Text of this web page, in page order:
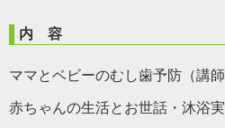
内 容
ママとベビーのむし歯予防（講師
赤ちゃんの生活とお世話・沐浴